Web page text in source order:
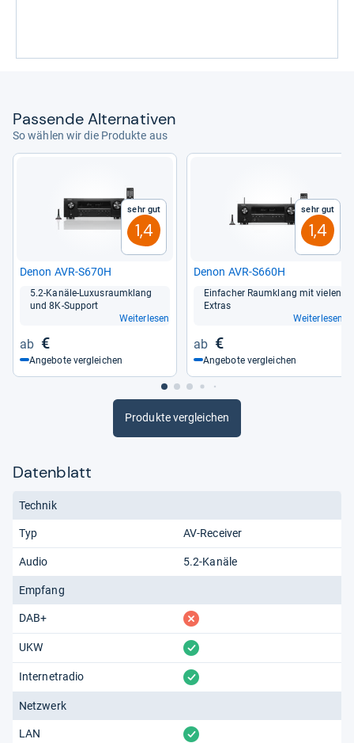
Pas­sende Alter­na­ti­ven
So wählen wir die Produkte aus
Sehr gut
1,4
Denon AVR-​S670H
5.2-​Kanäle-​Luxus­raum­klang
und 8K-​Sup­port
Weiterlesen
€
Angebote vergleichen
Sehr gut
1,4
Denon AVR-​S660H
Ein­fa­cher Raum­klang mit vie­len
Extras
Weiterlesen
€
Angebote vergleichen
Produkte vergleichen
Datenblatt
Technik
Typ AV-Receiver
Audio 5.2-Kanäle
Empfang
DAB+ fehlt
UKW vorhanden
Internetradio vorhanden
Netzwerk
LAN vorhanden